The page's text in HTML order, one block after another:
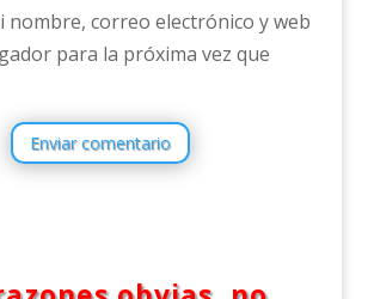
nombre, correo electrónico y web
para la próxima vez que
Enviar comentario